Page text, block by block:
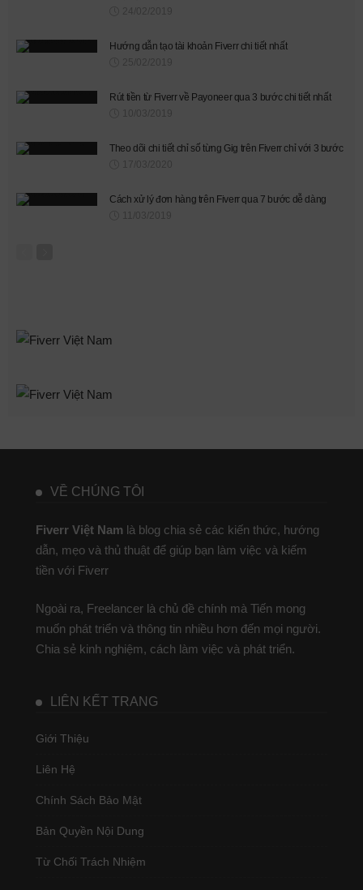
24/02/2019
Hướng dẫn tạo tài khoản Fiverr chi tiết nhất
25/02/2019
Rút tiền từ Fiverr về Payoneer qua 3 bước chi tiết nhất
10/03/2019
Theo dõi chi tiết chỉ số từng Gig trên Fiverr chỉ với 3 bước
17/03/2020
Cách xử lý đơn hàng trên Fiverr qua 7 bước dễ dàng
11/03/2019
VỀ CHÚNG TÔI
Fiverr Việt Nam là blog chia sẻ các kiến thức, hướng
dẫn, mẹo và thủ thuật để giúp bạn làm việc và kiếm
tiền với Fiverr
Ngoài ra, Freelancer là chủ đề chính mà Tiến mong
muốn phát triển và thông tin nhiều hơn đến mọi người.
Chia sẻ kinh nghiệm, cách làm việc và phát triển.
LIÊN KẾT TRANG
Giới Thiệu
Liên Hệ
Chính Sách Bảo Mật
Bản Quyền Nội Dung
Từ Chối Trách Nhiệm